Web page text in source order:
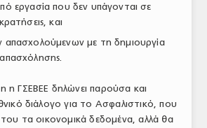
εργασία που δεν υπάγονται σε
και
με τη δημιουργία
η ΓΣΕΒΕΕ δηλώνει παρούσα και
διάλογο για το Ασφαλιστικό, που
του τα οικονομικά δεδομένα, αλλά θα